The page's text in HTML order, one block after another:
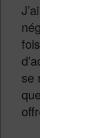
J’ai
négocier
fois qu’on a
d’acheter.
se rendre
que la
offre si tout